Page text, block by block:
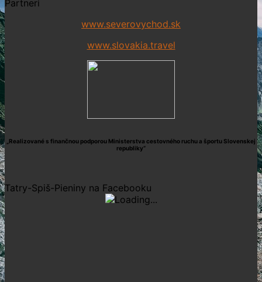
Partneri
www.severovychod.sk
www.slovakia.travel
„Realizované s finančnou podporou Ministerstva cestovného ruchu a športu Slovenskej
republiky“
Tatry-Spiš-Pieniny na Facebooku